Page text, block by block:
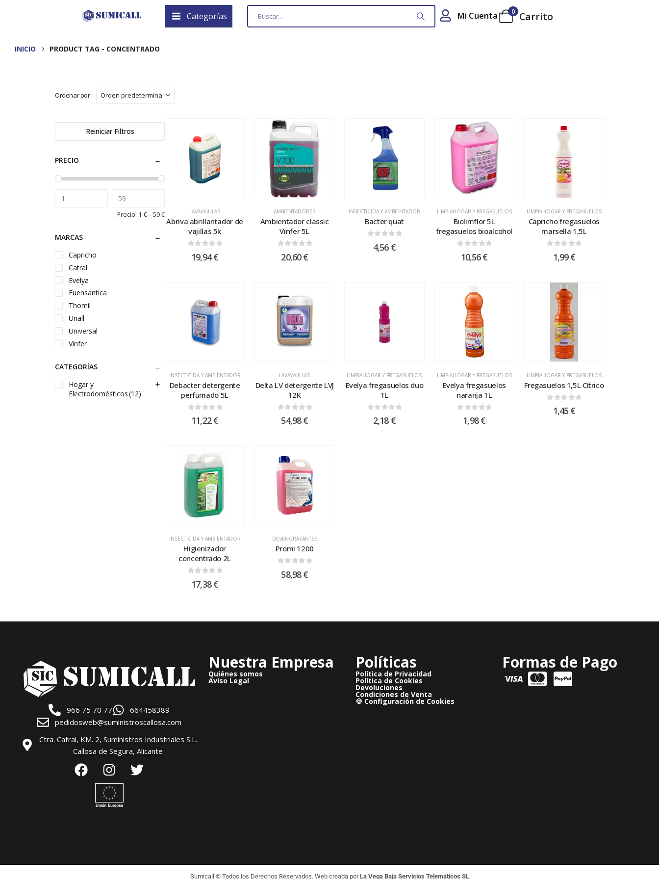
Categorías Mi Cuenta 0 Carrito
INICIO PRODUCT TAG - CONCENTRADO
Ordenar por:
Reiniciar Filtros
PRECIO
Precio: 1 €—59 €
MARCAS
Capricho
Catral
Evelya
Fuensantica
Thomil
Unall
Universal
Vinfer
CATEGORÍAS
Hogar y
Electrodomésticos(12)
LAVAVAJILLAS
Abriva abrillantador de
vajillas 5k
19,94€
AMBIENTADORES
Ambientador classic
Vinfer 5L
20,60€
INSECTICIDA Y AMBIENTADOR
Bacter quat
4,56 €
LIMPIAHOGAR Y FREGASUELOS
Biolimflor 5L
fregasuelos bioalcohol
10,56€
LIMPIAHOGAR Y FREGASUELOS
Capricho fregasuelos
marsella 1,5L
1,99€
INSECTICIDA Y AMBIENTADOR
Debacter detergente
perfumado 5L
11,22€
LAVAVAJILLAS
Delta LV detergente LVJ
12K
54,98€
LIMPIAHOGAR Y FREGASUELOS
Evelya fregasuelos duo
1L
2,18 €
LIMPIAHOGAR Y FREGASUELOS
Evelya fregasuelos
naranja 1L
1,98€
LIMPIAHOGAR Y FREGASUELOS
Fregasuelos 1,5L Cítrico
1,45 €
INSECTICIDA Y AMBIENTADOR
Higienizador
concentrado 2L
17,38€
DESENGRASANTES
Promi 1200
58,98€
966 75 70 77
664458389
pedidosweb@suministroscallosa.com
Ctra. Catral, KM. 2, Suministros Industriales S.L.
Callosa de Segura, Alicante
Nuestra Empresa
Quiénes somos
Aviso Legal
Políticas
Política de Privacidad
Política de Cookies
Devoluciones
Condiciones de Venta
🍪 Configuración de Cookies
Formas de Pago
Sumicall © Todos los Derechos Reservados. Web creada porLa Vega Baja Servicios Telemáticos SL